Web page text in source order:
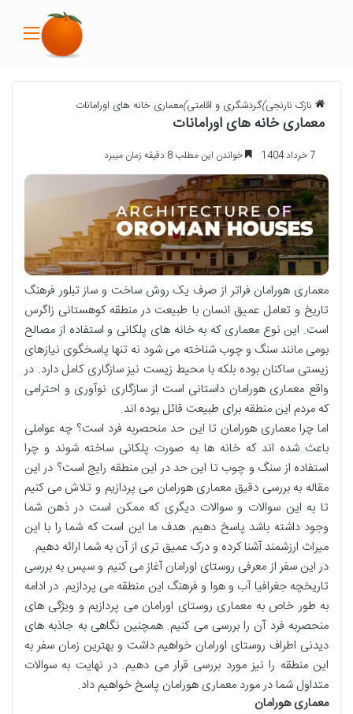
نازک نارنجی)گردشگری و اقامتی)معماری خانه های اورامانات
معماری خانه های اورامانات
7 خرداد 1404 خواندن این مطلب 8 دقیقه زمان میبرد
معماری هورامان فراتر از صرف یک روش ساخت و ساز تبلور فرهنگ
تاریخ و تعامل عمیق انسان با طبیعت در منطقه کوهستانی زاگرس
است. این نوع معماری که به خانه های پلکانی و استفاده از مصالح
بومی مانند سنگ و چوب شناخته می شود نه تنها پاسخگوی نیازهای
زیستی ساکنان بوده بلکه با محیط زیست نیز سازگاری کامل دارد. در
واقع معماری هورامان داستانی است از سازگاری نوآوری و احترامی
که مردم این منطقه برای طبیعت قائل بوده اند.
اما چرا معماری هورامان تا این حد منحصربه فرد است؟ چه عواملی
باعث شده اند که خانه ها به صورت پلکانی ساخته شوند و چرا
استفاده از سنگ و چوب تا این حد در این منطقه رایج است؟ در این
مقاله به بررسی دقیق معماری هورامان می پردازیم و تلاش می کنیم
تا به این سوالات و سوالات دیگری که ممکن است در ذهن شما
وجود داشته باشد پاسخ دهیم. هدف ما این است که شما را با این
میراث ارزشمند آشنا کرده و درک عمیق تری از آن به شما ارائه دهیم.
در این سفر از معرفی روستای اورامان آغاز می کنیم و سپس به بررسی
تاریخچه جغرافیا آب و هوا و فرهنگ این منطقه می پردازیم. در ادامه
به طور خاص به معماری روستای اورامان می پردازیم و ویژگی های
منحصربه فرد آن را بررسی می کنیم. همچنین نگاهی به جاذبه های
دیدنی اطراف روستای اورامان خواهیم داشت و بهترین زمان سفر به
این منطقه را نیز مورد بررسی قرار می دهیم. در نهایت به سوالات
متداول شما در مورد معماری هورامان پاسخ خواهیم داد.
معماری هورامان